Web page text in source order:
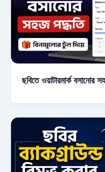
ছবিতে ওয়াটারমার্ক বসানোর